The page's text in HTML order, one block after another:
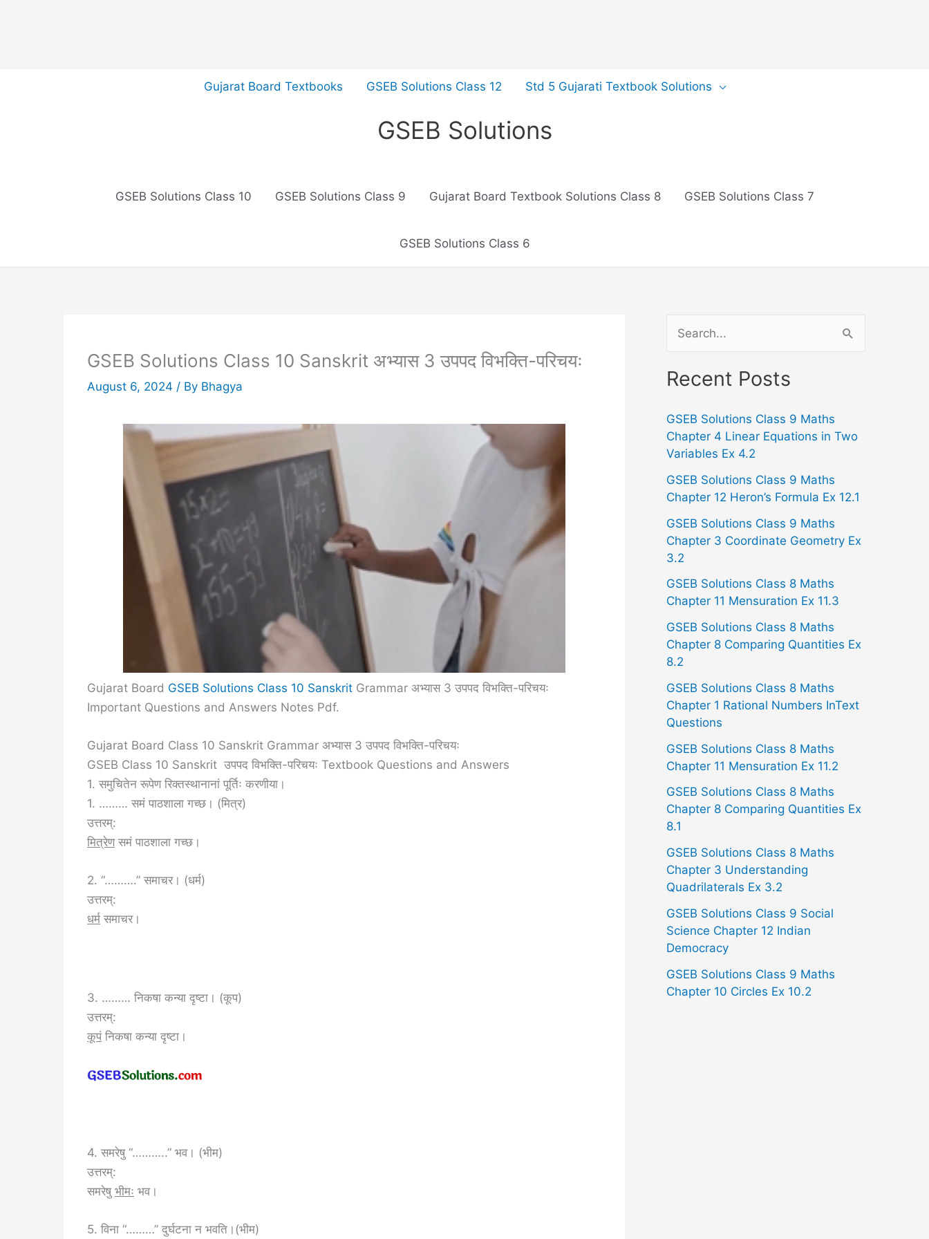
Gujarat Board Textbooks GSEB Solutions Class 12 Std 5 Gujarati Textbook Solutions
GSEB Solutions
GSEB Solutions Class 10 GSEB Solutions Class 9 Gujarat Board Textbook Solutions Class 8 GSEB Solutions Class 7
GSEB Solutions Class 6
GSEB Solutions Class 10 Sanskrit अभ्यास 3 उपपद विभक्ति-परिचयः
August 6, 2024 / By Bhagya
Gujarat Board GSEB Solutions Class 10 Sanskrit Grammar अभ्यास 3 उपपद विभक्ति-परिचयः
Important Questions and Answers Notes Pdf.
Gujarat Board Class 10 Sanskrit Grammar अभ्यास 3 उपपद विभक्ति-परिचयः
GSEB Class 10 Sanskrit उपपद विभक्ति-परिचयः Textbook Questions and Answers
1. समुचितेन रूपेण रिक्तस्थानानां पूर्तिः करणीया।
1. ……… समं पाठशाला गच्छ। (मित्र)
उत्तरम्:
मित्रेणसमं पाठशाला गच्छ।
2. “……….” समाचर। (धर्म)
उत्तरम्:
धर्म समाचर।
3. ……… निकषा कन्या दृष्टा। (कूप)
उत्तरम्:
कूपंनिकषा कन्या दृष्टा।
4. समरेषु “………..” भव। (भीम)
उत्तरम्:
समरेषु भीमः भव।
5. विना “………” दुर्घटना न भवति।(भीम)
a
c
h
o
:
Recent Posts
GSEB Solutions Class 9 Maths
Chapter 4 Linear Equations in Two
Variables Ex 4.2
GSEB Solutions Class 9 Maths
Chapter 12 Heron’s Formula Ex 12.1
GSEB Solutions Class 9 Maths
Chapter 3 Coordinate Geometry Ex
3.2
GSEB Solutions Class 8 Maths
Chapter 11 Mensuration Ex 11.3
GSEB Solutions Class 8 Maths
Chapter 8 Comparing Quantities Ex
8.2
GSEB Solutions Class 8 Maths
Chapter 1 Rational Numbers InText
Questions
GSEB Solutions Class 8 Maths
Chapter 11 Mensuration Ex 11.2
GSEB Solutions Class 8 Maths
Chapter 8 Comparing Quantities Ex
8.1
GSEB Solutions Class 8 Maths
Chapter 3 Understanding
Quadrilaterals Ex 3.2
GSEB Solutions Class 9 Social
Science Chapter 12 Indian
Democracy
GSEB Solutions Class 9 Maths
Chapter 10 Circles Ex 10.2